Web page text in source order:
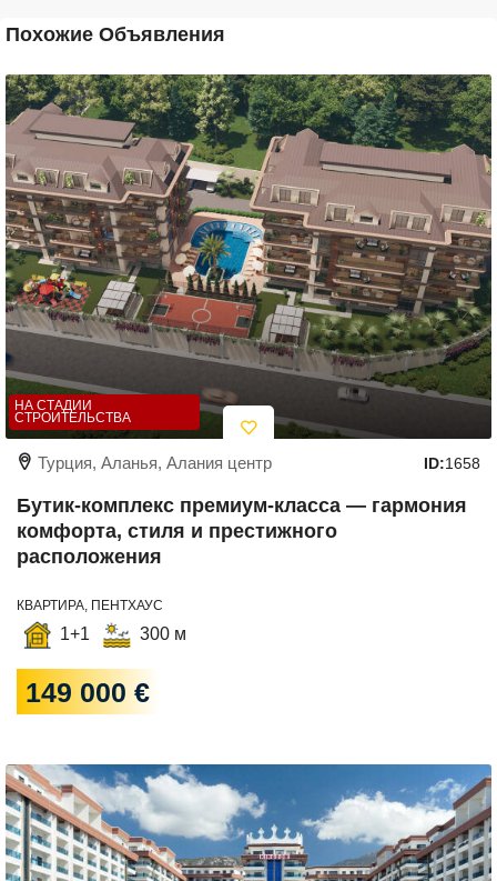
Похожие Объявления
НА СТАДИИ
СТРОИТЕЛЬСТВА
Турция, Аланья, Алания центр ID:1658
Бутик-комплекс премиум-класса — гармония
комфорта, стиля и престижного
расположения
КВАРТИРА, ПЕНТХАУС
1+1 300 м
149 000 €